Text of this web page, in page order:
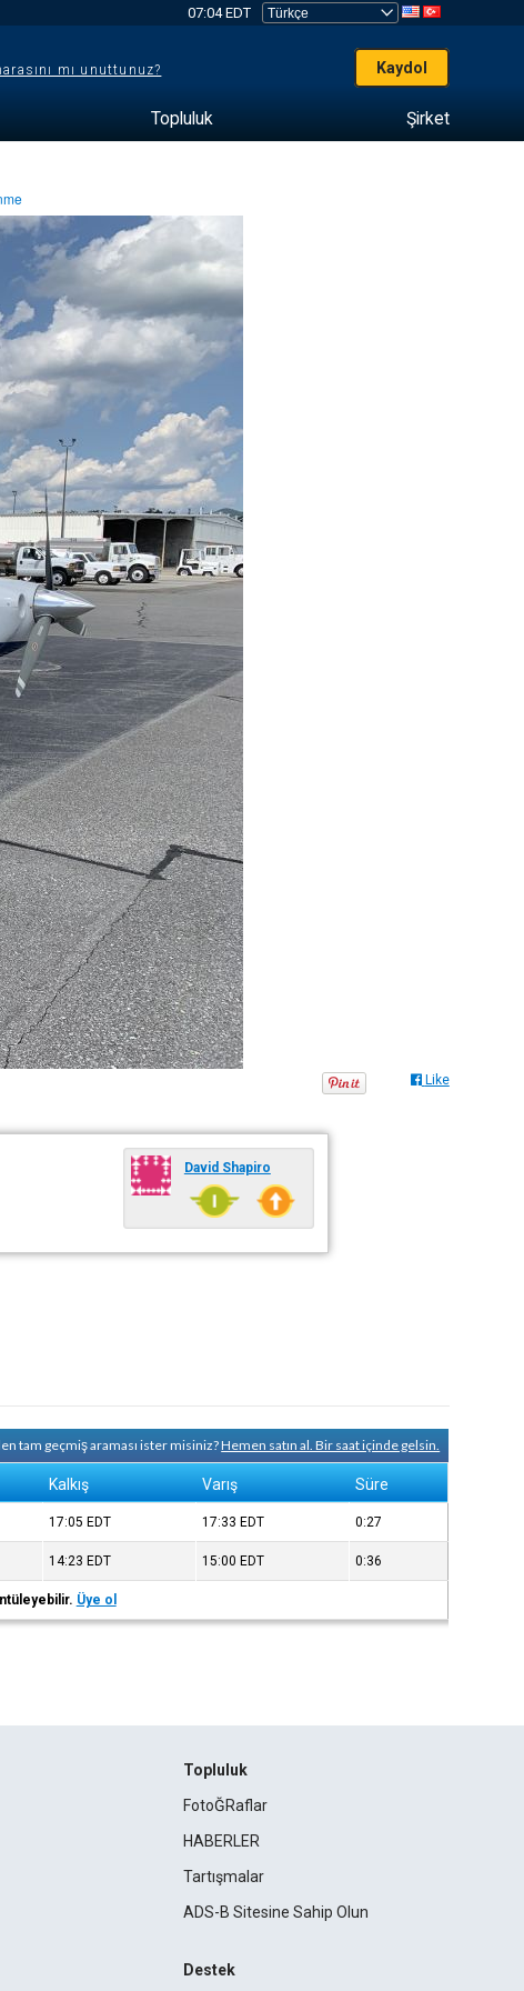
07:04 EDT
mı unuttunuz? Kaydol
Topluluk Şirket
Like
David Shapiro
tam geçmiş araması ister misiniz?Hemen satın al. Bir saat içinde gelsin.
Kalkış Varış Süre
17:05 EDT 17:33 EDT 0:27
14:23 EDT 15:00 EDT 0:36
Üye ol
Topluluk
FotoĞRaflar
HABERLER
Tartışmalar
ADS-B Sitesine Sahip Olun
Destek